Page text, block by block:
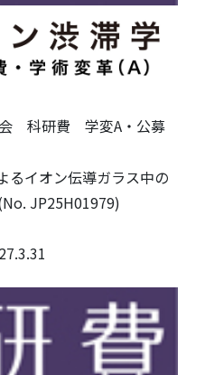
会 科研費 学変A・公募
るイオン伝導ガラス中の
JP25H01979)